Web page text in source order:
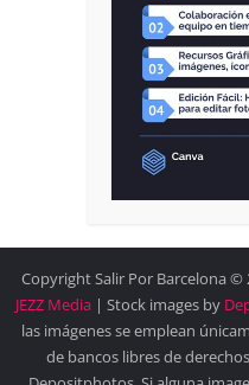
Copyright Salir Por Barcelona
JEZZ Media | Stock images by
las imágenes se emplean
de bancos libres de